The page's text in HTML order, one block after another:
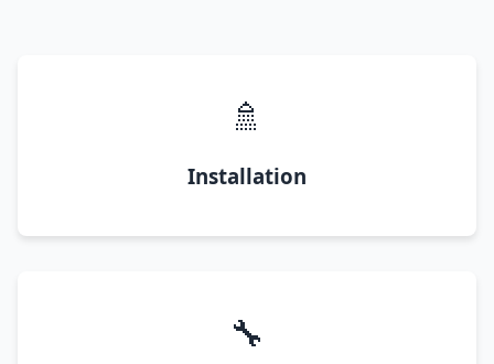
🚿
Installation
🔧